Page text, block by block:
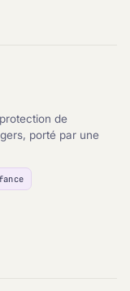
de
porté par une